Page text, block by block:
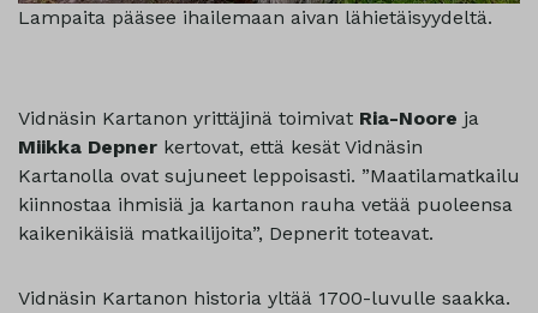
Lampaita pääsee ihailemaan aivan lähietäisyydeltä.
Vidnäsin Kartanon yrittäjinä toimivat Ria-Noore ja
Miikka Depner kertovat, että kesät Vidnäsin
Kartanolla ovat sujuneet leppoisasti. ”Maatilamatkailu
kiinnostaa ihmisiä ja kartanon rauha vetää puoleensa
kaikenikäisiä matkailijoita”, Depnerit toteavat.
Vidnäsin Kartanon historia yltää 1700-luvulle saakka.